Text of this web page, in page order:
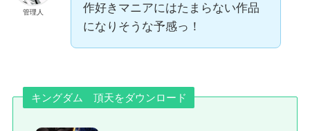
管理人
作好きマニアにはたまらない作品
になりそうな予感っ！
キングダム 頂天をダウンロード